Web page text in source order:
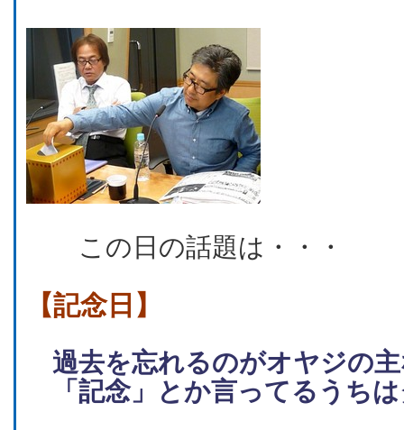
この日の話題は・・・
【記念日】
過去を忘れるのがオヤジの
「記念」とか言ってるうち